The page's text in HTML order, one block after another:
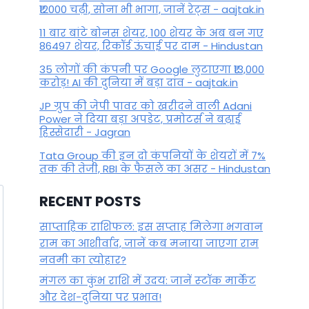
₹12000 चढ़ी, सोना भी भागा, जानें रेट्स - aajtak.in
11 बार बांटे बोनस शेयर, 100 शेयर के अब बन गए
86497 शेयर, रिकॉर्ड ऊंचाई पर दाम - Hindustan
35 लोगों की कंपनी पर Google लुटाएगा ₹13,000
करोड़! AI की दुनिया में बड़ा दांव - aajtak.in
JP ग्रुप की जेपी पावर को खरीदने वाली Adani
Power ने दिया बड़ा अपडेट, प्रमोटर्स ने बढ़ाई
हिस्सेदारी - Jagran
Tata Group की इन दो कंपनियों के शेयरों में 7%
तक की तेजी, RBI के फैसले का असर - Hindustan
RECENT POSTS
साप्ताहिक राशिफल: इस सप्ताह मिलेगा भगवान
राम का आशीर्वाद, जानें कब मनाया जाएगा राम
नवमी का त्योहार?
मंगल का कुंभ राशि में उदय: जानें स्‍टॉक मार्केट
और देश-दुनिया पर प्रभाव!